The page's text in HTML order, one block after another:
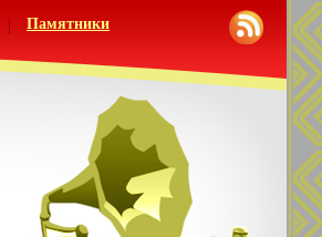
Памятники